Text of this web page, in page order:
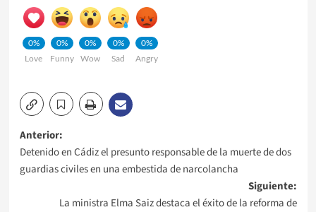
0%
Love
0%
Funny
0%
Wow
0%
Sad
0%
Angry
Navegación
de
entradas
Anterior:
Detenido en Cádiz el presunto responsable de la muerte de dos
guardias civiles en una embestida de narcolancha
Siguiente:
La ministra Elma Saiz destaca el éxito de la reforma de